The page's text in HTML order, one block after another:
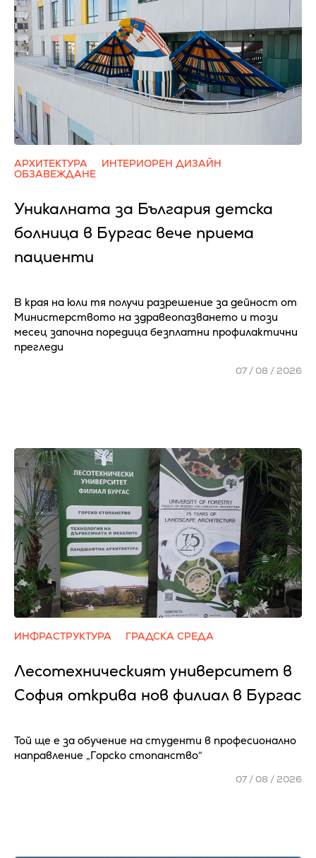
АРХИТЕКТУРА
ИНТЕРИОРЕН ДИЗАЙН
ОБЗАВЕЖДАНЕ
Уникалната за България детска
болница в Бургас вече приема
пациенти
В края на юли тя получи разрешение за дейност от
Министерството на здравеопазването и този
месец започна поредица безплатни профилактични
прегледи
07 / 08 / 2026
ИНФРАСТРУКТУРА ГРАДСКА СРЕДА
Лесотехническият университет в
София открива нов филиал в Бургас
Той ще е за обучение на студенти в професионално
направление „Горско стопанство“
07 / 08 / 2026